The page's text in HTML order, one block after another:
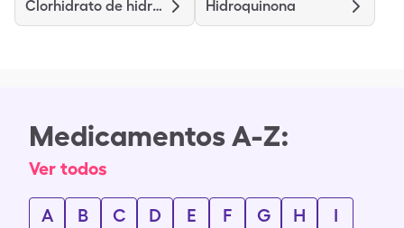
Clorhidrato de hidroxizina Hidroquinona
Medicamentos A-Z:
Ver todos
A B C D E F G H
I